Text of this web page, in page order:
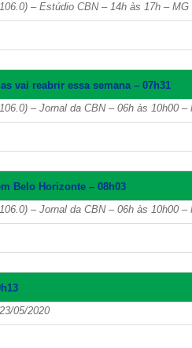
– Estúdio CBN – 14h às 17h – MG
vai reabrir essa semana – 07h31
– Jornal da CBN – 06h às 10h00 –
Belo Horizonte – 08h03
– Jornal da CBN – 06h às 10h00 –
05/2020